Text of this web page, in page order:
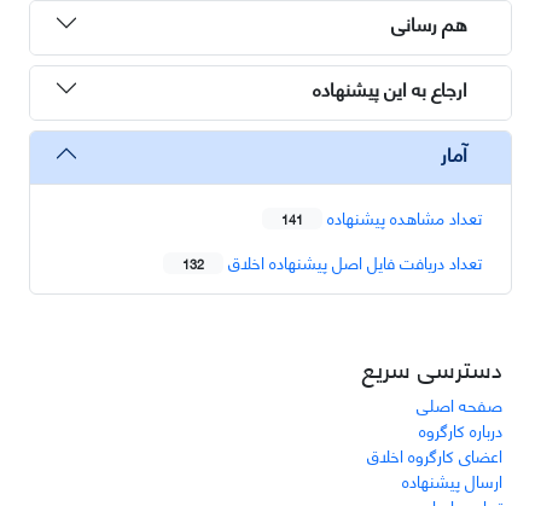
هم رسانی
ارجاع به این پیشنهاده
آمار
تعداد مشاهده پیشنهاده 141
تعداد دریافت فایل اصل پیشنهاده اخلاق 132
دسترسی سریع
صفحه اصلی
درباره کارگروه
اعضای کارگروه اخلاق
ارسال پیشنهاده